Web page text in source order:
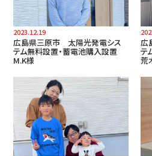
2023.12.19
広島県三原市 太陽光発電シス
テム無料設置・蓄電池購入設置
M.K様
広
テ
荒